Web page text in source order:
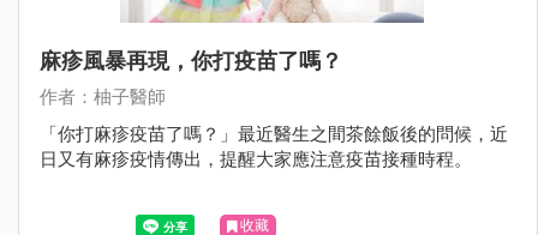
麻疹風暴再現，你打疫苗了嗎？
作者：柚子醫師
「你打麻疹疫苗了嗎？」最近醫生之間茶餘飯後的問候，近
日又有麻疹疫情傳出，提醒大家應注意疫苗接種時程。
收藏